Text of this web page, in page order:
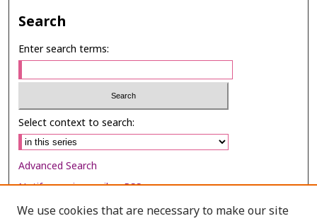
Search
Enter search terms:
Select context to search:
Advanced Search
Notify me via email orRSS
We use cookies that are necessary to make our site